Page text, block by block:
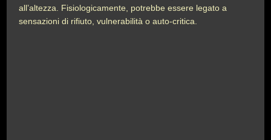
all’altezza. Fisiologicamente, potrebbe essere legato a
sensazioni di rifiuto, vulnerabilità o auto-critica.